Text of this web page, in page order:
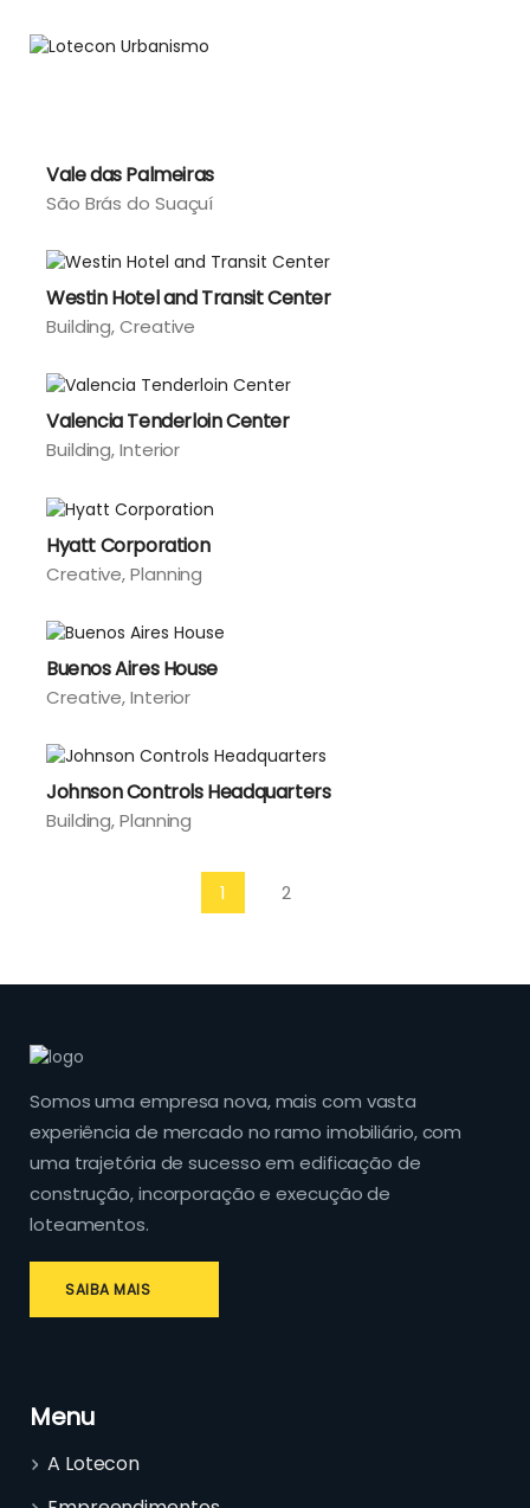
Vale das Palmeiras
São Brás do Suaçuí
Westin Hotel and Transit Center
Building Creative
Valencia Tenderloin Center
Building Interior
Hyatt Corporation
Creative Planning
Buenos Aires House
Creative Interior
Johnson Controls Headquarters
Building Planning
1 2
Somos uma empresa nova, mais com vasta
experiência de mercado no ramo imobiliário, com
uma trajetória de sucesso em edificação de
construção, incorporação e execução de
loteamentos.
SAIBA MAIS
Menu
A Lotecon